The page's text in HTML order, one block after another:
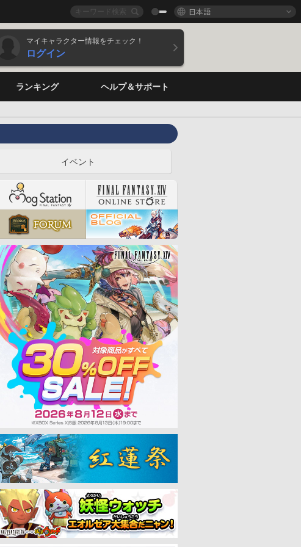
日本語
マイキャラクター情報をチェック！
ログイン
ランキング ヘルプ＆サポート
イベント